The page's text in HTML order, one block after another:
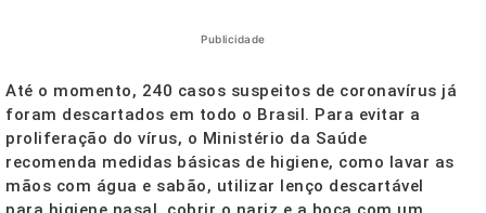
Publicidade
Até o momento, 240 casos suspeitos de coronavírus já
foram descartados em todo o Brasil. Para evitar a
proliferação do vírus, o Ministério da Saúde
recomenda medidas básicas de higiene, como lavar as
mãos com água e sabão, utilizar lenço descartável